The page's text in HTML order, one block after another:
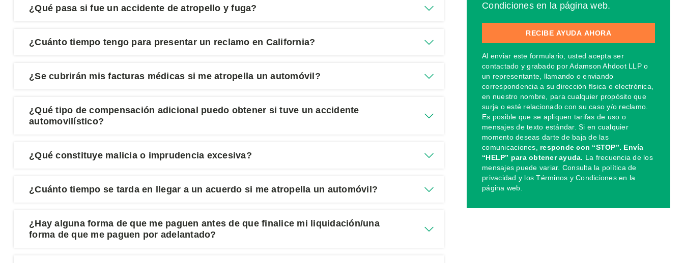
¿Qué pasa si fue un accidente de atropello y fuga?
¿Cuánto tiempo tengo para presentar un reclamo en California?
¿Se cubrirán mis facturas médicas si me atropella un automóvil?
¿Qué tipo de compensación adicional puedo obtener si tuve un accidente
automovilístico?
¿Qué constituye malicia o imprudencia excesiva?
¿Cuánto tiempo se tarda en llegar a un acuerdo si me atropella un automóvil?
¿Hay alguna forma de que me paguen antes de que finalice mi liquidación/una
forma de que me paguen por adelantado?
Condiciones en la página web.
Al enviar este formulario, usted acepta ser
contactado y grabado por Adamson Ahdoot LLP o
un representante, llamando o enviando
correspondencia a su dirección física o electrónica,
en nuestro nombre, para cualquier propósito que
surja o esté relacionado con su caso y/o reclamo.
Es posible que se apliquen tarifas de uso o
mensajes de texto estándar. Si en cualquier
momento deseas darte de baja de las
comunicaciones, responde con “STOP”. Envía
“HELP” para obtener ayuda. La frecuencia de los
mensajes puede variar. Consulta la política de
privacidad y los Términos y Condiciones en la
página web.